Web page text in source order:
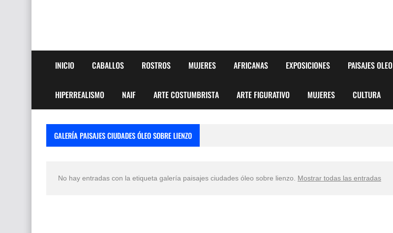
INICIO CABALLOS ROSTROS MUJERES AFRICANAS EXPOSICIONES PAISAJES OLEO
HIPERREALISMO NAIF ARTE COSTUMBRISTA ARTE FIGURATIVO MUJERES CULTURA
GALERÍA PAISAJES CIUDADES ÓLEO SOBRE LIENZO
No hay entradas con la etiqueta galería paisajes ciudades óleo sobre lienzo Mostrar todas las entradas